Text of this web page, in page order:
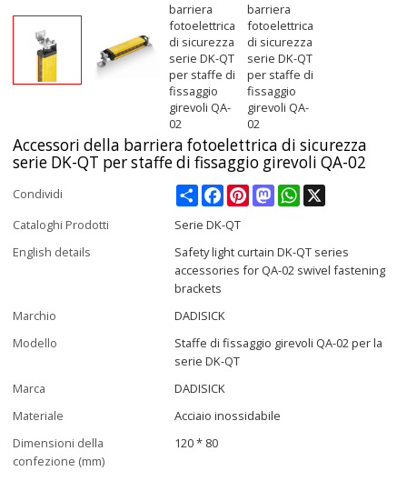
Accessori della barriera fotoelettrica di sicurezza
serie DK-QT per staffe di fissaggio girevoli QA-02
Condividi ShareFacebookPinterestMastodonWhatsApp
Cataloghi Prodotti
Serie DK-QT
English details
Safety light curtain DK-QT series
accessories for QA-02 swivel fastening
brackets
Marchio
DADISICK
Modello
Staffe di fissaggio girevoli QA-02 per la
serie DK-QT
Marca
DADISICK
Materiale
Acciaio inossidabile
Dimensioni della
confezione (mm)
120 * 80